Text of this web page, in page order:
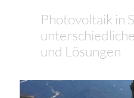
Photovoltaik in
und Lösungen